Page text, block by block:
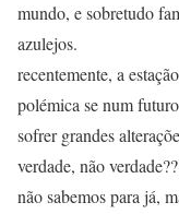
mundo, e sobretudo
azulejos.
recentemente, a
polémica se num
sofrer grandes
verdade, não
não sabemos para já,